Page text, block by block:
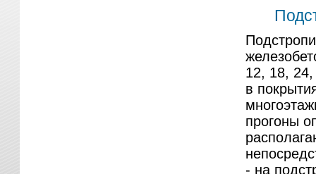
12, 18,
в
прогоны
- на